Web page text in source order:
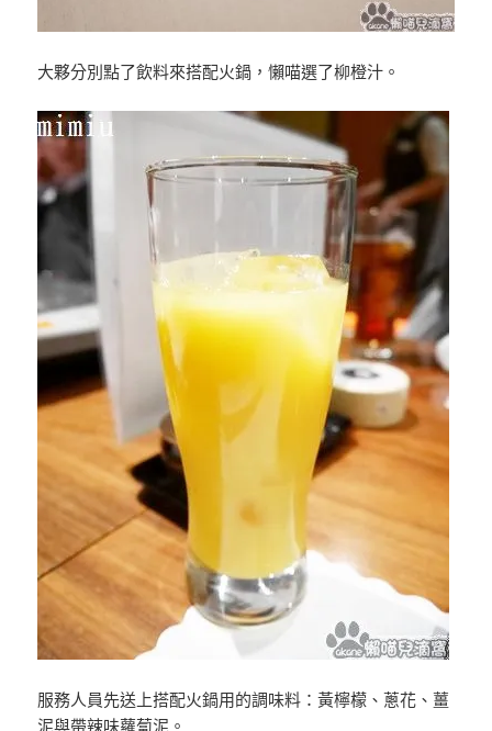
大夥分別點了飲料來搭配火鍋，懶喵選了柳橙汁。
服務人員先送上搭配火鍋用的調味料：黃檸檬、蔥花、薑
泥與帶辣味蘿蔔泥。